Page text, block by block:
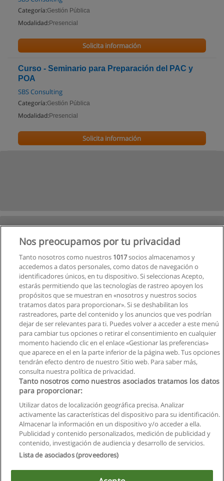
Categoría:Gestión Pública
Modalidad: Presencial
Solicita información
Curso - Seminario para Preparación del PAC y
POA
SBS Consulting
Categoría:Gestión Pública
Modalidad: Presencial
Solicita información
Siguiente
Página1de2
Reglas de uso
Privacidad de datos
Nos preocupamos por tu privacidad
Tanto nosotros como nuestros 1017socios almacenamos y
accedemos a datos personales, como datos de navegación o
identificadores únicos, en tu dispositivo. Si seleccionas Acepto,
estarás permitiendo que las tecnologías de rastreo apoyen los
propósitos que se muestran en «nosotros y nuestros socios
tratamos datos para proporcionar». Si se deshabilitan los
rastreadores, parte del contenido y los anuncios que ves podrían
dejar de ser relevantes para ti. Puedes volver a acceder a este menú
para cambiar tus opciones o retirar el consentimiento en cualquier
momento haciendo clic en el enlace «Gestionar las preferencias»
que aparece en el en la parte inferior de la página web. Tus opciones
tendrán efecto dentro de nuestro Sitio web. Para saber más,
consulta nuestra política de privacidad.
Tanto nosotros como nuestros asociados tratamos los datos
para proporcionar:
Utilizar datos de localización geográfica precisa. Analizar
activamente las características del dispositivo para su identificación.
Almacenar la información en un dispositivo y/o acceder a ella.
Publicidad y contenido personalizados, medición de publicidad y
contenido, investigación de audiencia y desarrollo de servicios.
Lista de asociados (proveedores)